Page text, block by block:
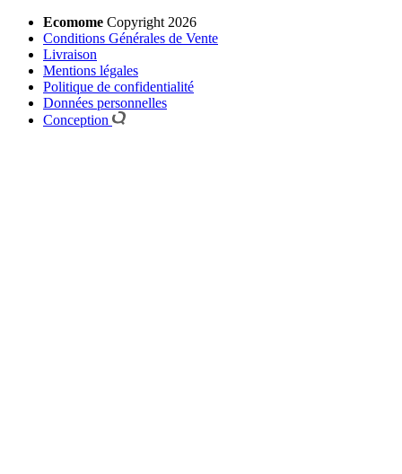
Ecomome Copyright 2026
Conditions Générales de Vente
Livraison
Mentions légales
Politique de confidentialité
Données personnelles
Conception